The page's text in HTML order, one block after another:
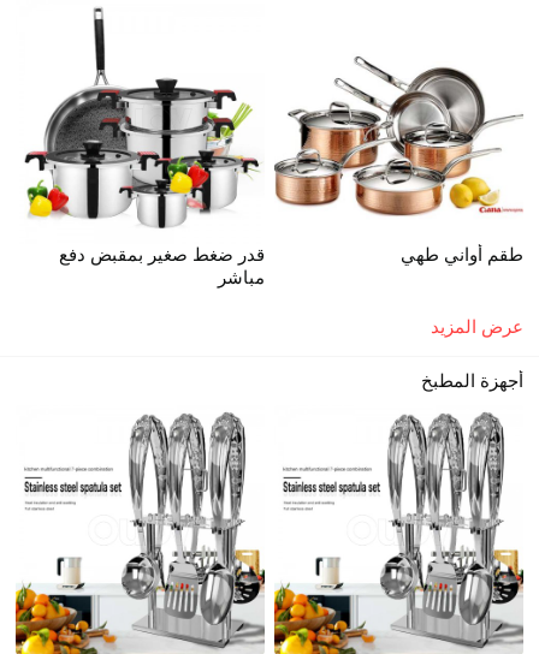
طقم أواني طهي
قدر ضغط صغير بمقبض دفع
مباشر
عرض المزيد
أجهزة المطبخ